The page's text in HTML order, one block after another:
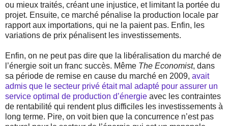
ou mieux traités, créant une injustice, et limitant la portée du
projet. Ensuite, ce marché pénalise la production locale par
rapport aux importations, qui ne la paient pas. Enfin, les
variations de prix pénalisent les investissements.
Enfin, on ne peut pas dire que la libéralisation du marché de
l’énergie soit un franc succès. Même The Economist, dans
sa période de remise en cause du marché en 2009, avait
admis que le secteur privé était mal adapté pour assurer un
service optimal de production d’énergie avec les contraintes
de rentabilité qui rendent plus difficiles les investissements à
long terme. Pire, on voit bien que la concurrence n’est pas